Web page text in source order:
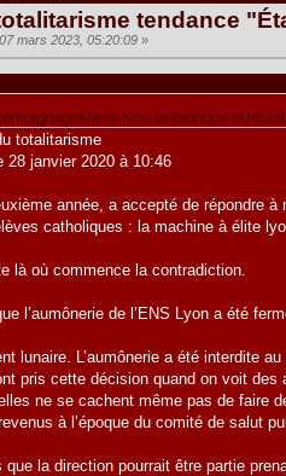
tendance
07 mars 2023, 05:20:09 »
ens-lyon-la-fabrique-du-
totalitarisme
28 janvier 2020 à 10:46
année, a accepté de répondre
catholiques : la machine à élite
là où commence la contradiction.
l’aumônerie de l’ENS Lyon a été
lunaire. L’aumônerie a été interdite
pris cette décision quand on voit
ne se cachent même pas de
à l’époque du comité de salut
la direction pourrait être partie